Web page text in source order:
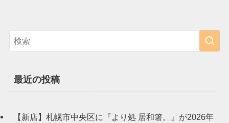
最近の投稿
【新店】札幌市中央区に『より処 居和箸。』が2026年